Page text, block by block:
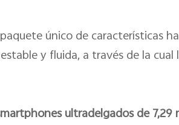
único de características
y fluida, a través de la
ultradelgados de